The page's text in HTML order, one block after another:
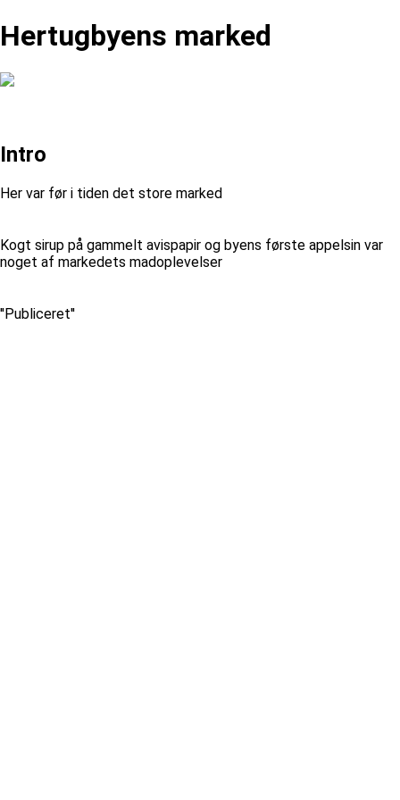
Hertugbyens marked
Intro
Her var før i tiden det store marked
Kogt sirup på gammelt avispapir og byens første appelsin var
noget af markedets madoplevelser
''Publiceret''